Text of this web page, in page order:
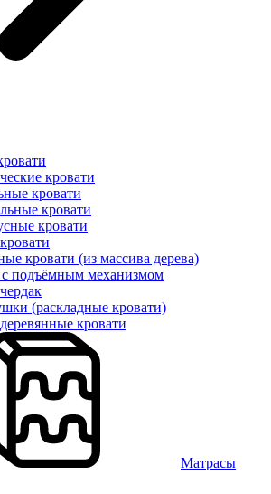
кровати
кровати
кровати
кровати
кровати (из массива дерева)
подъёмным механизмом
(раскладные кровати)
кровати
Матрасы